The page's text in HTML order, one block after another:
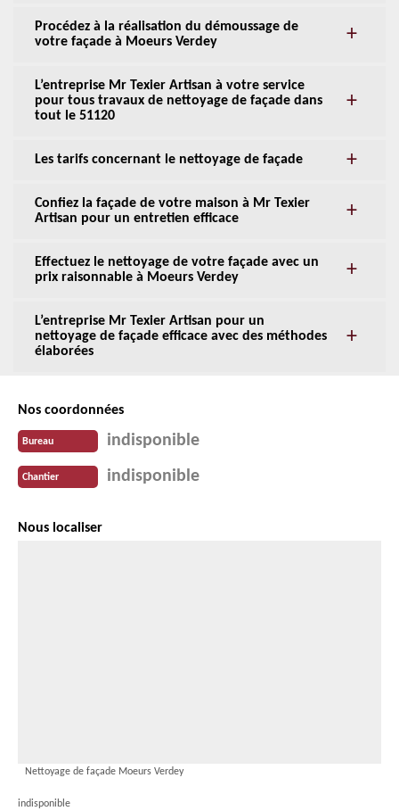
Procédez à la réalisation du démoussage de
votre façade à Moeurs Verdey
L’entreprise Mr Texier Artisan à votre service
pour tous travaux de nettoyage de façade dans
tout le 51120
Les tarifs concernant le nettoyage de façade
Confiez la façade de votre maison à Mr Texier
Artisan pour un entretien efficace
Effectuez le nettoyage de votre façade avec un
prix raisonnable à Moeurs Verdey
L’entreprise Mr Texier Artisan pour un
nettoyage de façade efficace avec des méthodes
élaborées
Nos coordonnées
Bureau indisponible
Chantier indisponible
Nous localiser
Nettoyage de façade Moeurs Verdey
indisponible